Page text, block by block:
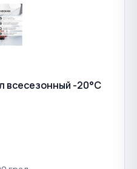
всесезонный -20°C